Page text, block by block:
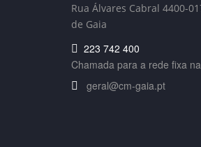
Rua Álvares Cabral 4400-
de Gaia
223 742 400
Chamada para a rede fixa
geral@cm-gaia.pt